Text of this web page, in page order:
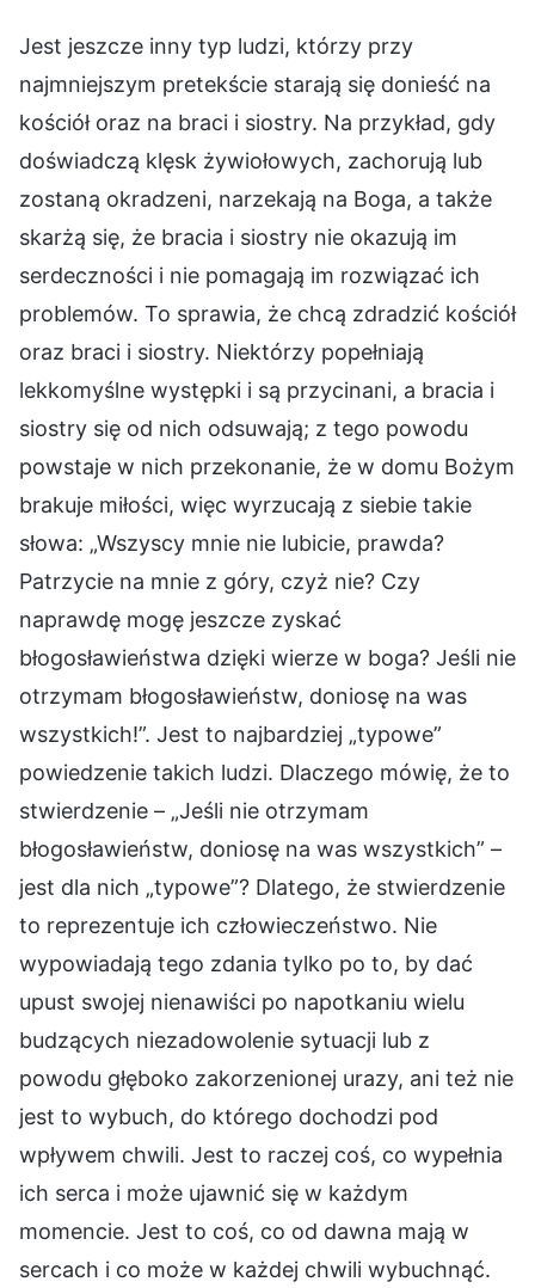
Jest jeszcze inny typ ludzi, którzy przy
najmniejszym pretekście starają się donieść na
kościół oraz na braci i siostry. Na przykład, gdy
doświadczą klęsk żywiołowych, zachorują lub
zostaną okradzeni, narzekają na Boga, a także
skarżą się, że bracia i siostry nie okazują im
serdeczności i nie pomagają im rozwiązać ich
problemów. To sprawia, że chcą zdradzić kościół
oraz braci i siostry. Niektórzy popełniają
lekkomyślne występki i są przycinani, a bracia i
siostry się od nich odsuwają; z tego powodu
powstaje w nich przekonanie, że w domu Bożym
brakuje miłości, więc wyrzucają z siebie takie
słowa: „Wszyscy mnie nie lubicie, prawda?
Patrzycie na mnie z góry, czyż nie? Czy
naprawdę mogę jeszcze zyskać
błogosławieństwa dzięki wierze w boga? Jeśli nie
otrzymam błogosławieństw, doniosę na was
wszystkich!”. Jest to najbardziej „typowe”
powiedzenie takich ludzi. Dlaczego mówię, że to
stwierdzenie – „Jeśli nie otrzymam
błogosławieństw, doniosę na was wszystkich” –
jest dla nich „typowe”? Dlatego, że stwierdzenie
to reprezentuje ich człowieczeństwo. Nie
wypowiadają tego zdania tylko po to, by dać
upust swojej nienawiści po napotkaniu wielu
budzących niezadowolenie sytuacji lub z
powodu głęboko zakorzenionej urazy, ani też nie
jest to wybuch, do którego dochodzi pod
wpływem chwili. Jest to raczej coś, co wypełnia
ich serca i może ujawnić się w każdym
momencie. Jest to coś, co od dawna mają w
sercach i co może w każdej chwili wybuchnąć.